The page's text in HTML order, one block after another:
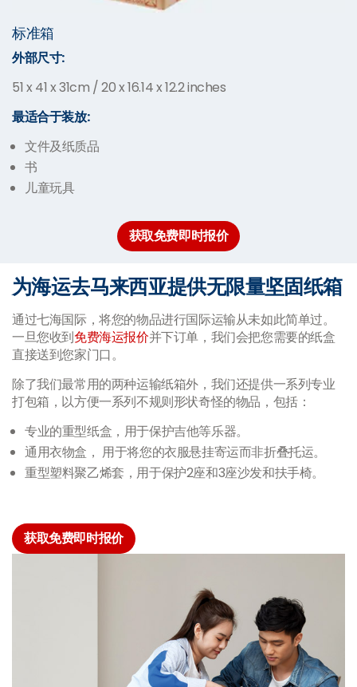
标准箱
外部尺寸:
51 x 41 x 31cm / 20 x 16.14 x 12.2 inches
最适合于装放:
文件及纸质品
书
儿童玩具
获取免费即时报价
为海运去马来西亚提供无限量坚固纸箱
通过七海国际，将您的物品进行国际运输从未如此简单过。
一旦您收到免费海运报价并下订单，我们会把您需要的纸盒
直接送到您家门口。
除了我们最常用的两种运输纸箱外，我们还提供一系列专业
打包箱，以方便一系列不规则形状奇怪的物品，包括：
专业的重型纸盒，用于保护吉他等乐器。
通用衣物盒， 用于将您的衣服悬挂寄运而非折叠托运。
重型塑料聚乙烯套，用于保护2座和3座沙发和扶手椅。
获取免费即时报价